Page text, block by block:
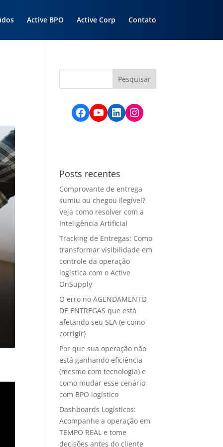
Active BPO Active Corp Contato
Facebook
YouTube
LinkedIn
Instagram
Posts recentes
Comprovante de entrega
sumiu ou chegou ilegível?
Veja como resolver com a
Inteligência Artificial
Tracking de Entregas: Como
transformar visibilidade em
controle da operação
logística com o Active
OnSupply
O erro no AGENDAMENTO
DE ENTREGAS que está
afetando seu SLA (e como
corrigir)
Por que sua operação não
está ganhando eficiência
(mesmo com tecnologia) e
como mudar esse cenário
com BPO logístico
Dashboards Logísticos:
Acompanhe a operação em
TEMPO REAL e tome
decisões antes do cliente